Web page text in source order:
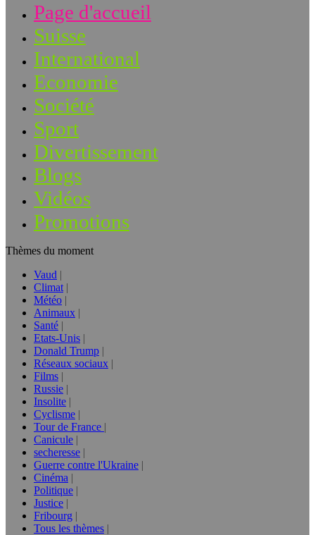
Page d'accueil
Suisse
International
Economie
Société
Sport
Divertissement
Blogs
Vidéos
Promotions
Thèmes du moment
Vaud
Climat
Météo
Animaux
Santé
Etats-Unis
Donald Trump
Réseaux sociaux
Films
Russie
Insolite
Cyclisme
Tour de France
Canicule
secheresse
Guerre contre l'Ukraine
Cinéma
Politique
Justice
Fribourg
Tous les thèmes